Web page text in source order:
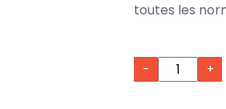
toutes les
- +